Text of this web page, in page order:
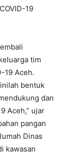
19
tim
19 Aceh.
bentuk
dan
Aceh,” ujar
pangan
Dinas
kawasan